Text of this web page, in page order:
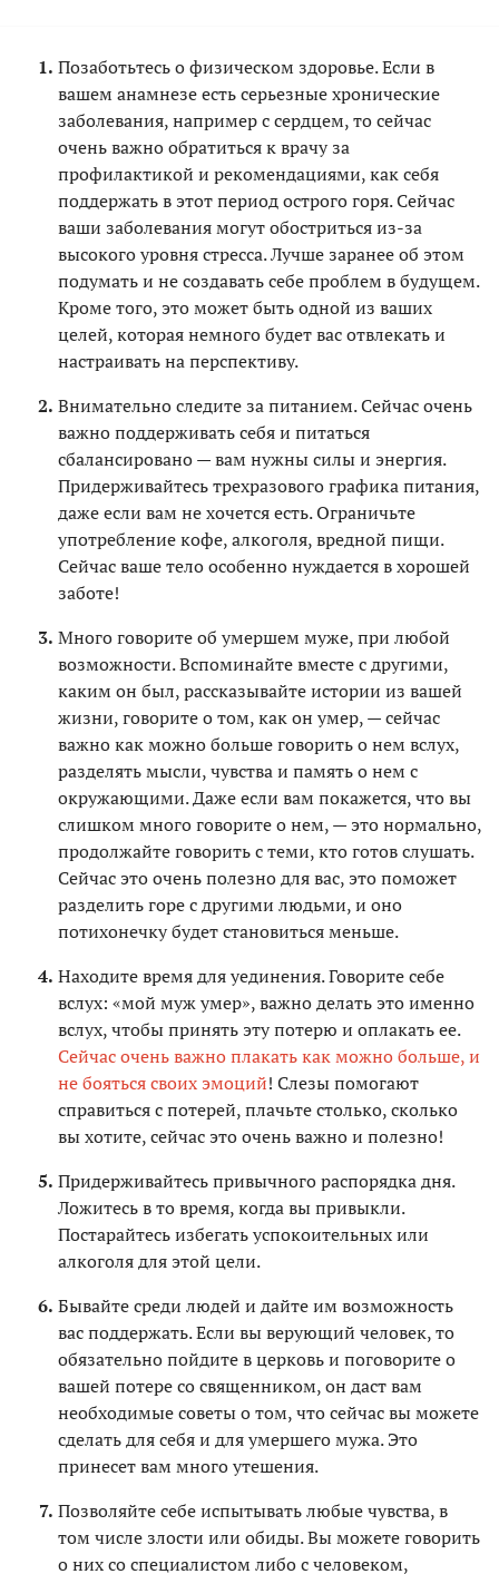
Позаботьтесь о физическом здоровье. Если в
вашем анамнезе есть серьезные хронические
заболевания, например с сердцем, то сейчас
очень важно обратиться к врачу за
профилактикой и рекомендациями, как себя
поддержать в этот период острого горя. Сейчас
ваши заболевания могут обостриться из-за
высокого уровня стресса. Лучше заранее об этом
подумать и не создавать себе проблем в будущем.
Кроме того, это может быть одной из ваших
целей, которая немного будет вас отвлекать и
настраивать на перспективу.
Внимательно следите за питанием. Сейчас очень
важно поддерживать себя и питаться
сбалансировано — вам нужны силы и энергия.
Придерживайтесь трехразового графика питания,
даже если вам не хочется есть. Ограничьте
употребление кофе, алкоголя, вредной пищи.
Сейчас ваше тело особенно нуждается в хорошей
заботе!
Много говорите об умершем муже, при любой
возможности. Вспоминайте вместе с другими,
каким он был, рассказывайте истории из вашей
жизни, говорите о том, как он умер, — сейчас
важно как можно больше говорить о нем вслух,
разделять мысли, чувства и память о нем с
окружающими. Даже если вам покажется, что вы
слишком много говорите о нем, — это нормально,
продолжайте говорить с теми, кто готов слушать.
Сейчас это очень полезно для вас, это поможет
разделить горе с другими людьми, и оно
потихонечку будет становиться меньше.
Находите время для уединения. Говорите себе
вслух: «мой муж умер», важно делать это именно
вслух, чтобы принять эту потерю и оплакать ее.
Сейчас очень важно плакать как можно больше, и
не бояться своих эмоций! Слезы помогают
справиться с потерей, плачьте столько, сколько
вы хотите, сейчас это очень важно и полезно!
Придерживайтесь привычного распорядка дня.
Ложитесь в то время, когда вы привыкли.
Постарайтесь избегать успокоительных или
алкоголя для этой цели.
Бывайте среди людей и дайте им возможность
вас поддержать. Если вы верующий человек, то
обязательно пойдите в церковь и поговорите о
вашей потере со священником, он даст вам
необходимые советы о том, что сейчас вы можете
сделать для себя и для умершего мужа. Это
принесет вам много утешения.
Позволяйте себе испытывать любые чувства, в
том числе злости или обиды. Вы можете говорить
о них со специалистом либо с человеком,